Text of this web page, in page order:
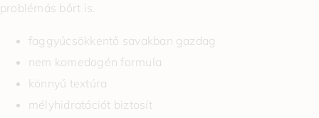
problémás bőrt is.
faggyúcsökkentő savakban gazdag
nem komedogén formula
könnyű textúra
mélyhidratációt biztosít